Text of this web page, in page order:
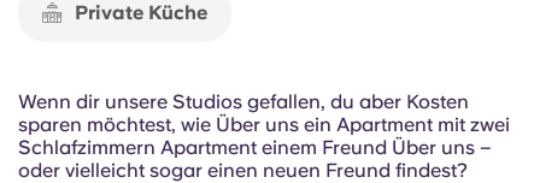
Private Küche
Wenn dir unsere Studios gefallen, du aber Kosten
sparen möchtest, wie Über uns ein Apartment mit zwei
Schlafzimmern Apartment einem Freund Über uns –
oder vielleicht sogar einen neuen Freund findest?